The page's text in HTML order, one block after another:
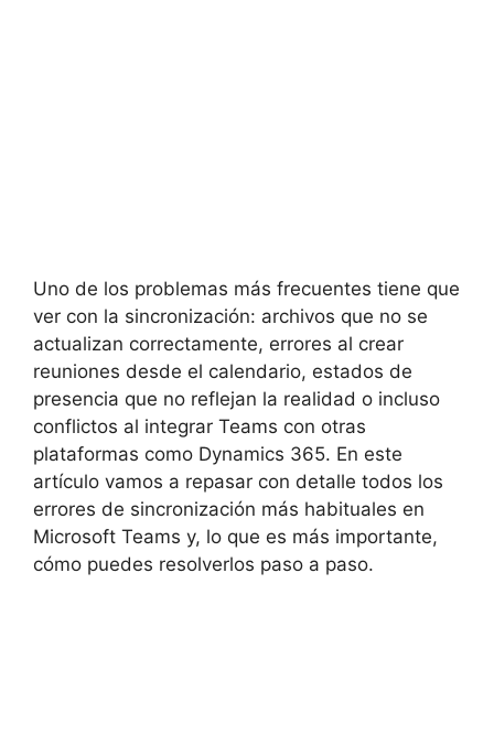
Uno de los problemas más frecuentes tiene que
ver con la sincronización: archivos que no se
actualizan correctamente, errores al crear
reuniones desde el calendario, estados de
presencia que no reflejan la realidad o incluso
conflictos al integrar Teams con otras
plataformas como Dynamics 365. En este
artículo vamos a repasar con detalle todos los
errores de sincronización más habituales en
Microsoft Teams y, lo que es más importante,
cómo puedes resolverlos paso a paso.